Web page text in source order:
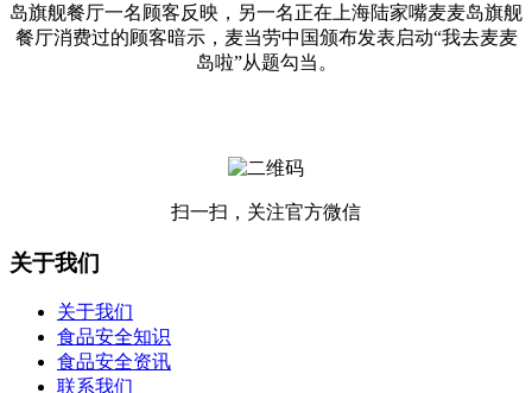
岛旗舰餐厅一名顾客反映，另一名正在上海陆家嘴麦麦岛旗舰
餐厅消费过的顾客暗示，麦当劳中国颁布发表启动“我去麦麦
岛啦”从题勾当。
扫一扫，关注官方微信
关于我们
关于我们
食品安全知识
食品安全资讯
联系我们